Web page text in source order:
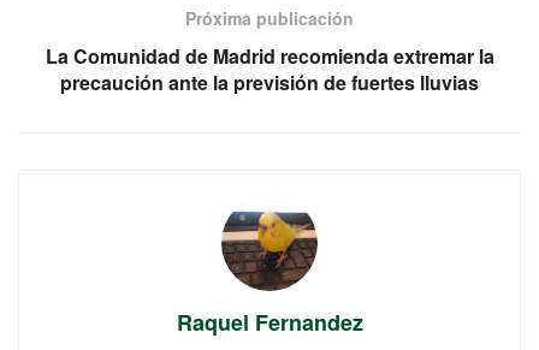
Próxima publicación
La Comunidad de Madrid recomienda extremar la
precaución ante la previsión de fuertes lluvias
Raquel Fernandez